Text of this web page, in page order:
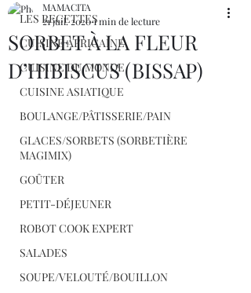
LES RECETTES
CUISINE AFRICAINE
CUISINE DU MONDE
CUISINE ASIATIQUE
BOULANGE/PÂTISSERIE/PAIN
GLACES/SORBETS (SORBETIÈRE
MAGIMIX)
GOÛTER
PETIT-DÉJEUNER
ROBOT COOK EXPERT
SALADES
SOUPE/VELOUTÉ/BOUILLON
SORBET À LA FLEUR
D’HIBISCUS (BISSAP)
MAMACITA
21 juil. 20201 min de lecture